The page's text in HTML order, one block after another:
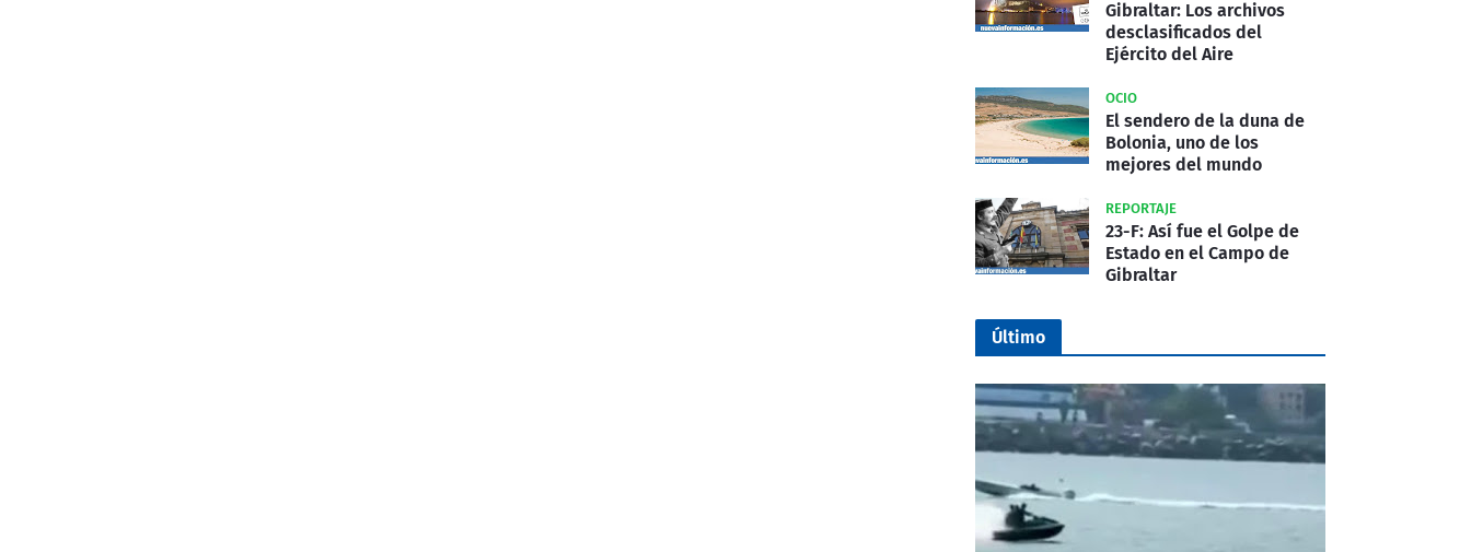
Gibraltar: Los archivos
desclasificados del
Ejército del Aire
OCIO
El sendero de la duna de
Bolonia, uno de los
mejores del mundo
REPORTAJE
23-F: Así fue el Golpe de
Estado en el Campo de
Gibraltar
Último